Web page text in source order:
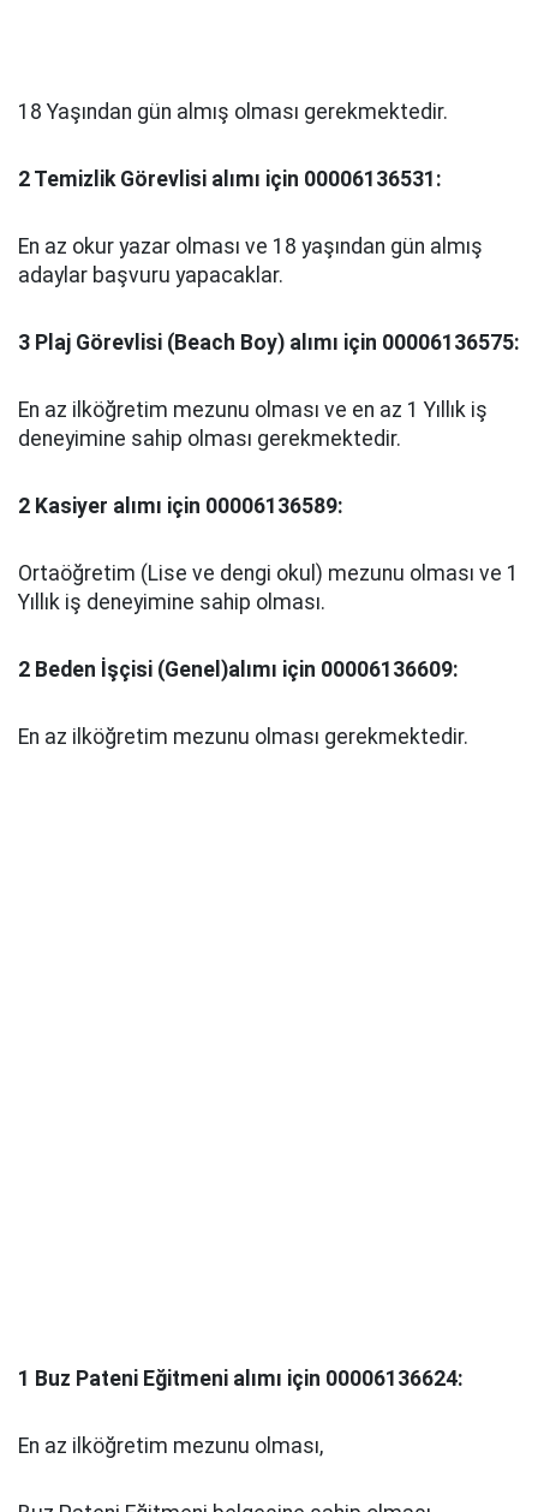
18 Yaşından gün almış olması gerekmektedir.
2 Temizlik Görevlisi alımı için 00006136531:
En az okur yazar olması ve 18 yaşından gün almış
adaylar başvuru yapacaklar.
3 Plaj Görevlisi (Beach Boy) alımı için 00006136575:
En az ilköğretim mezunu olması ve en az 1 Yıllık iş
deneyimine sahip olması gerekmektedir.
2 Kasiyer alımı için 00006136589:
Ortaöğretim (Lise ve dengi okul) mezunu olması ve 1
Yıllık iş deneyimine sahip olması.
2 Beden İşçisi (Genel)alımı için 00006136609:
En az ilköğretim mezunu olması gerekmektedir.
1 Buz Pateni Eğitmeni alımı için 00006136624:
En az ilköğretim mezunu olması,